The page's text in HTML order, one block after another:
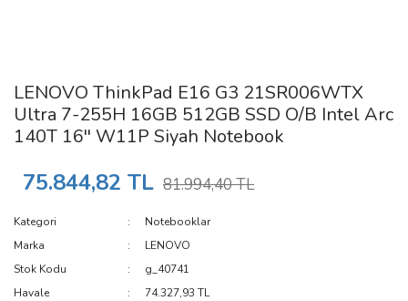
LENOVO ThinkPad E16 G3 21SR006WTX
Ultra 7-255H 16GB 512GB SSD O/B Intel Arc
140T 16'' W11P Siyah Notebook
75.844,82 TL 81.994,40 TL
Kategori
Notebooklar
Marka
LENOVO
Stok Kodu
g_40741
Havale
74.327,93 TL